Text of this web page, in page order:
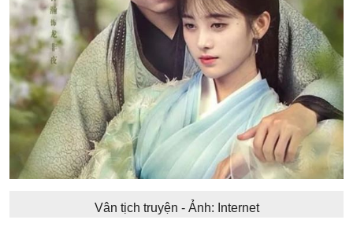
Vân tịch truyện - Ảnh: Internet